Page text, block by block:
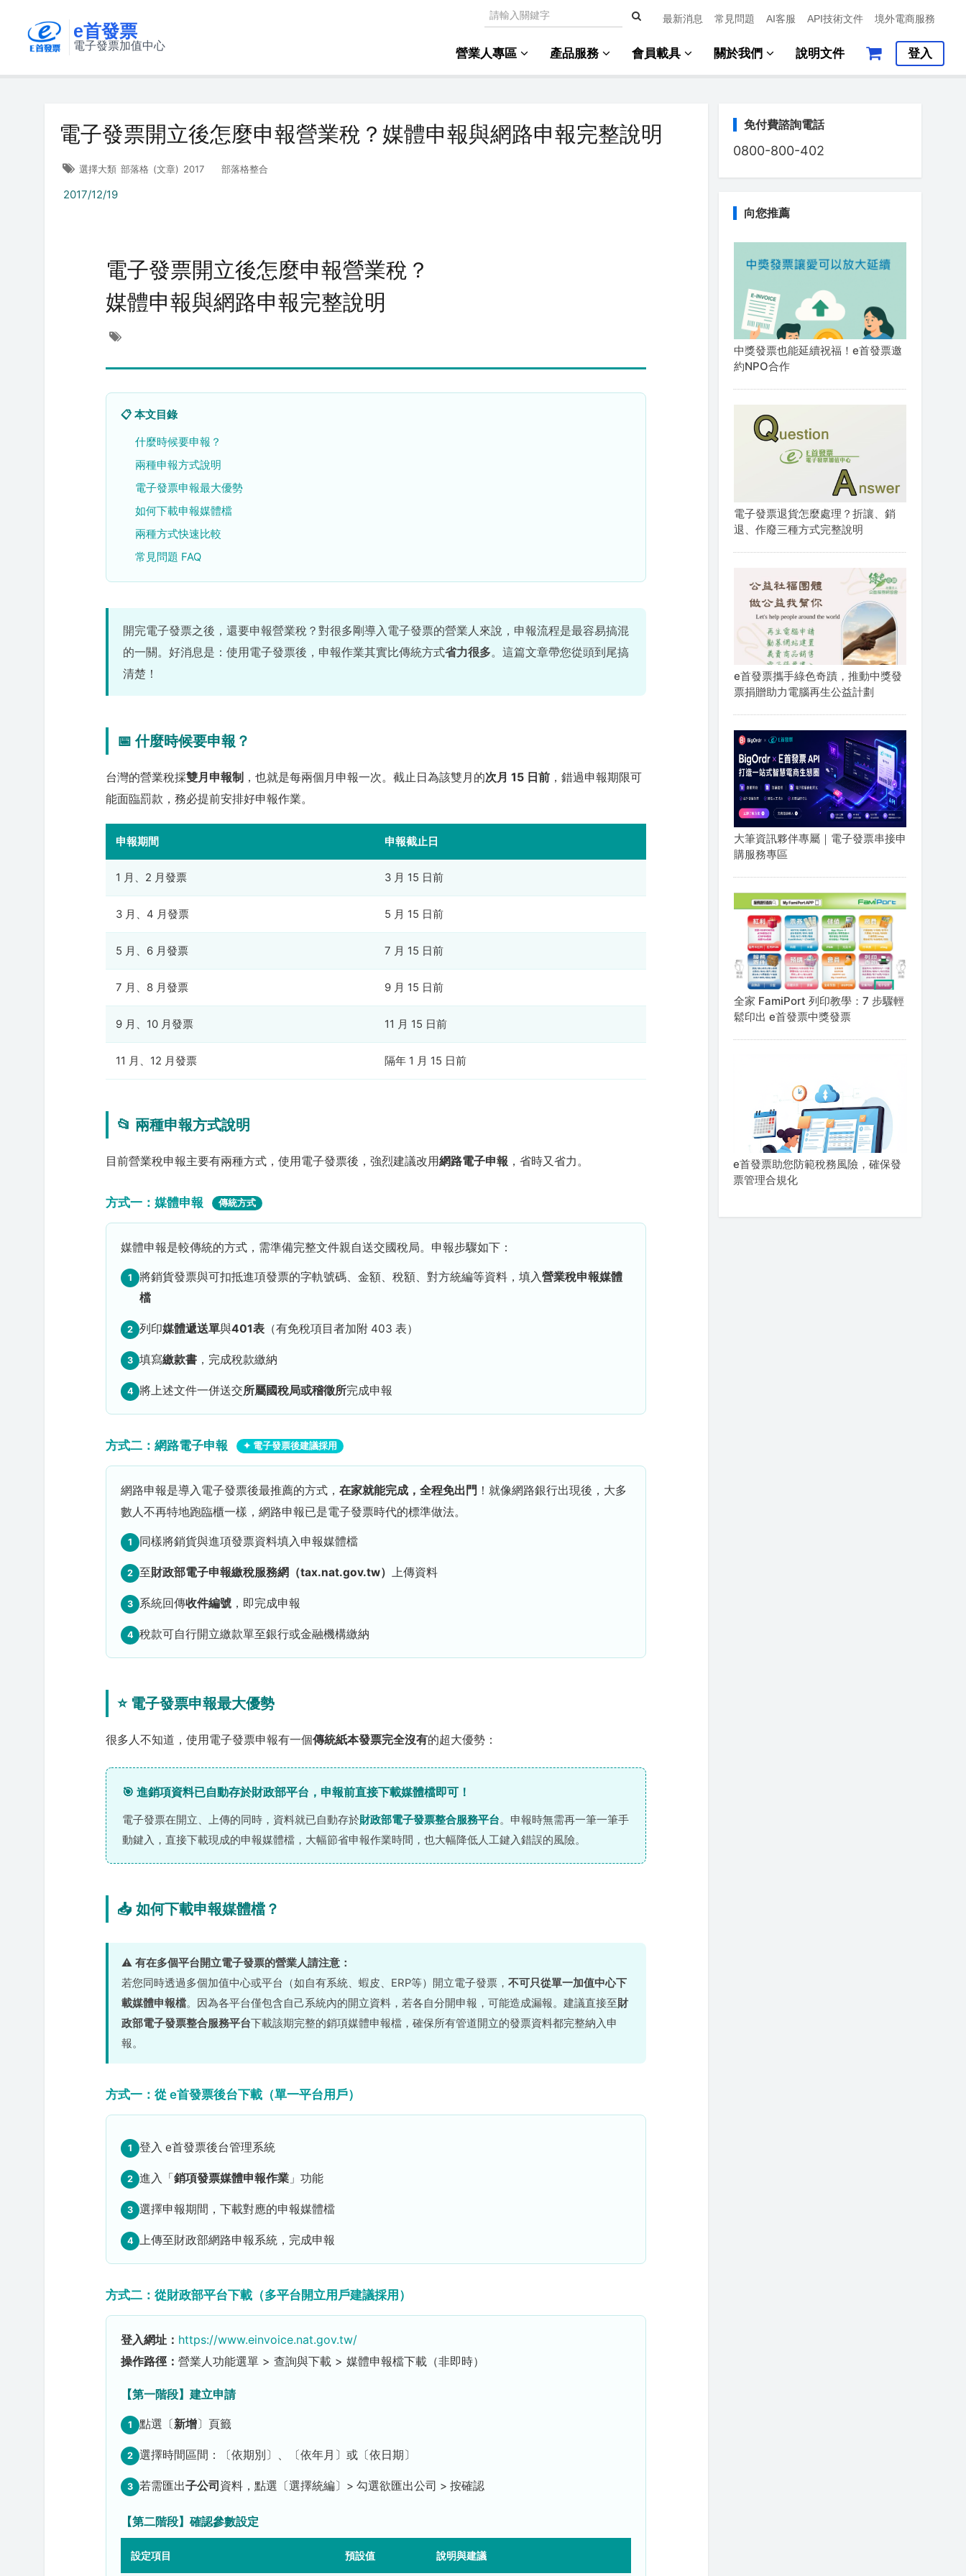
e首發票
電子發票加值中心
最新消息 常見問題 AI客服 API技術文件 境外電商服務
營業人專區 產品服務 會員載具 關於我們 說明文件 登入
電子發票開立後怎麼申報營業稅？媒體申報與網路申報完整說明
選擇大類 部落格 (文章) 2017 部落格整合
2017/12/19
電子發票開立後怎麼申報營業稅？
媒體申報與網路申報完整說明
📋 本文目錄
什麼時候要申報？
兩種申報方式說明
電子發票申報最大優勢
如何下載申報媒體檔
兩種方式快速比較
常見問題 FAQ
開完電子發票之後，還要申報營業稅？對很多剛導入電子發票的營業人來說，申報流程是最容易搞混
的一關。好消息是：使用電子發票後，申報作業其實比傳統方式省力很多。這篇文章帶您從頭到尾搞
清楚！
📅 什麼時候要申報？
台灣的營業稅採雙月申報制 ，也就是每兩個月申報一次。截止日為該雙月的次月 15 日前 ，錯過申報期限可
能面臨罰款，務必提前安排好申報作業。
申報期間 申報截止日
1 月、2 月發票 3 月 15 日前
3 月、4 月發票 5 月 15 日前
5 月、6 月發票 7 月 15 日前
7 月、8 月發票 9 月 15 日前
9 月、10 月發票 11 月 15 日前
11 月、12 月發票 隔年 1 月 15 日前
📂 兩種申報方式說明
目前營業稅申報主要有兩種方式，使用電子發票後，強烈建議改用網路電子申報 ，省時又省力。
方式一：媒體申報 傳統方式
媒體申報是較傳統的方式，需準備完整文件親自送交國稅局。申報步驟如下：
1 將銷貨發票與可扣抵進項發票的字軌號碼、金額、稅額、對方統編等資料，填入營業稅申報媒體
檔
2 列印媒體遞送單與401表 （有免稅項目者加附 403 表）
3 填寫繳款書 ，完成稅款繳納
4 將上述文件一併送交所屬國稅局或稽徵所完成申報
方式二：網路電子申報 ✦ 電子發票後建議採用
網路申報是導入電子發票後最推薦的方式，在家就能完成，全程免出門 ！就像網路銀行出現後，大多
數人不再特地跑臨櫃一樣，網路申報已是電子發票時代的標準做法。
1 同樣將銷貨與進項發票資料填入申報媒體檔
2 至財政部電子申報繳稅服務網（tax.nat.gov.tw）上傳資料
3 系統回傳收件編號 ，即完成申報
4 稅款可自行開立繳款單至銀行或金融機構繳納
⭐ 電子發票申報最大優勢
很多人不知道，使用電子發票申報有一個傳統紙本發票完全沒有的超大優勢：
🎯 進銷項資料已自動存於財政部平台，申報前直接下載媒體檔即可！
電子發票在開立、上傳的同時，資料就已自動存於財政部電子發票整合服務平台。申報時無需再一筆一筆手
動鍵入，直接下載現成的申報媒體檔，大幅節省申報作業時間，也大幅降低人工鍵入錯誤的風險。
📥 如何下載申報媒體檔？
⚠️有在多個平台開立電子發票的營業人請注意：
若您同時透過多個加值中心或平台（如自有系統、蝦皮、ERP等）開立電子發票，不可只從單一加值中心下
載媒體申報檔。因為各平台僅包含自己系統內的開立資料，若各自分開申報，可能造成漏報。建議直接至財
政部電子發票整合服務平台下載該期完整的銷項媒體申報檔，確保所有管道開立的發票資料都完整納入申
報。
方式一：從 e首發票後台下載（單一平台用戶）
1 登入 e首發票後台管理系統
2 進入「銷項發票媒體申報作業 」功能
3 選擇申報期間，下載對應的申報媒體檔
4 上傳至財政部網路申報系統，完成申報
方式二：從財政部平台下載（多平台開立用戶建議採用）
登入網址： https://www.einvoice.nat.gov.tw/
操作路徑：營業人功能選單 > 查詢與下載 > 媒體申報檔下載（非即時）
【第一階段】建立申請
1 點選〔新增〕頁籤
2 選擇時間區間：〔依期別〕、〔依年月〕或〔依日期〕
3 若需匯出子公司 資料，點選〔選擇統編〕> 勾選欲匯出公司 > 按確認
【第二階段】確認參數設定
設定項目 預設值 說明與建議
免付費諮詢電話
0800-800-402
向您推薦
中獎發票也能延續祝福！e首發票邀
約NPO合作
電子發票退貨怎麼處理？折讓、銷
退、作廢三種方式完整說明
e首發票攜手綠色奇蹟，推動中獎發
票捐贈助力電腦再生公益計劃
大筆資訊夥伴專屬｜電子發票串接申
購服務專區
全家 FamiPort 列印教學：7 步驟輕
鬆印出 e首發票中獎發票
e首發票助您防範稅務風險，確保發
票管理合規化